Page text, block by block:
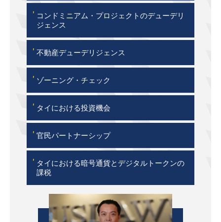
' コンドミニアム・プロジェクトのデューデリ
ジェンス
' 不動産デューデリジェンス
' ゾーニング・チェック
' タイにおける投資機会
' 官民パートナーシップ
' タイにおける暗号通貨とデジタルトークンの
課税